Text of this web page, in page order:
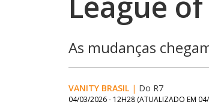
As mudanças
VANITY BRASIL | Do R7
04/03/2026 - 12H28 (ATUALIZADO EM